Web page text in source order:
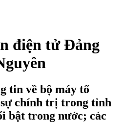
điện tử Đảng
tin về bộ máy tổ
chính trị trong tỉnh
bật trong nước; các